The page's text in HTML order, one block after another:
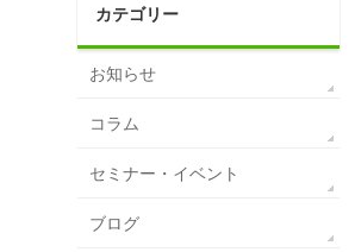
カテゴリー
お知らせ
コラム
セミナー・イベント
ブログ